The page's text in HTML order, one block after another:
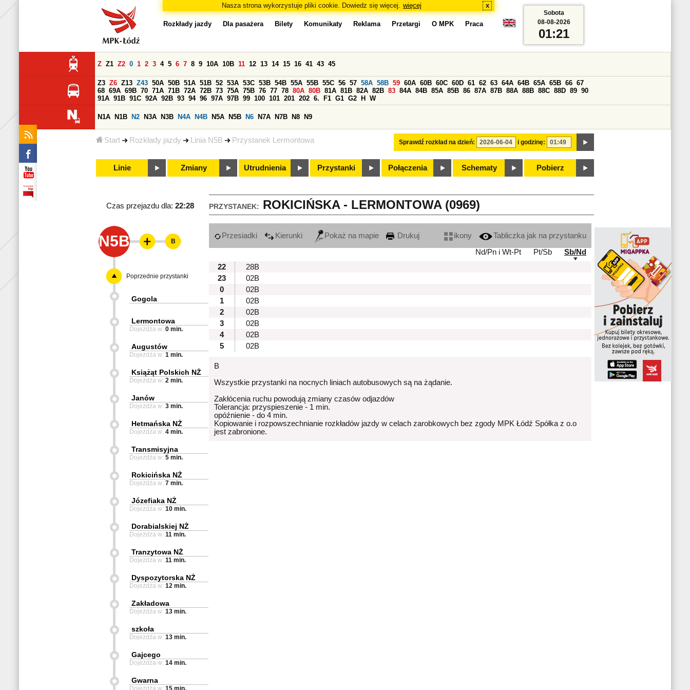
Nasza strona wykorzystuje pliki cookie. Dowiedz się więcej. więcej x
Start Rozkłady jazdy Linia N5B Przystanek Lermontowa
Rozkłady jazdy Dla pasażera Bilety Komunikaty Reklama Przetargi O MPK Praca
Sprawdź rozkład na dzień: i godzinę:
Z Z1 Z2 0 1 2 3 4 5 6 7 8 9 10A 10B 11 12 13 14 15 16 41 43 45
Z3 Z6 Z13 Z43 50A 50B 51A 51B 52 53A 53C 53B 54B 55A 55B 55C 56 57 58A 58B 59 60A 60B 60C 60D 61 62 63 64A 64B 65A 65B 66 67
68 69A 69B 70 71A 71B 72A 72B 73 75A 75B 76 77 78 80A 80B 81A 81B 82A 82B 83 84A 84B 85A 85B 86 87A 87B 88A 88B 88C 88D 89 90
91A 91B 91C 92A 92B 93 94 96 97A 97B 99 100 101 201 202 6. F1 G1 G2 H W
N1A N1B N2 N3A N3B N4A N4B N5A N5B N6 N7A N7B N8 N9
Linie Zmiany Utrudnienia Przystanki Połączenia Schematy Pobierz
Sobota
08-08-2026
01:21
PRZYSTANEK: ROKICIŃSKA - LERMONTOWA (0969)
Czas przejazdu dla: 22:28
N5B Przesiadki Kierunki Pokaż na mapie Drukuj ikony
Tabliczka jak na przystanku
Nd/Pn i Wt-Pt
Pt/Sb
Sb/Nd
22
28B
23
02B
0
02B
1
02B
2
02B
3
02B
4
02B
5
02B
B
Wszystkie przystanki na nocnych liniach autobusowych są na żądanie.
Zakłócenia ruchu powodują zmiany czasów odjazdów
Tolerancja: przyspieszenie - 1 min.
opóźnienie - do 4 min.
Kopiowanie i rozpowszechnianie rozkładów jazdy w celach zarobkowych bez zgody MPK Łódź Spółka z o.o
jest zabronione.
B
Poprzednie przystanki
Gogola
Lermontowa
Dojeżdża w: 0 min.
Augustów
Dojeżdża w: 1 min.
Książąt Polskich NŻ
Dojeżdża w: 2 min.
Janów
Dojeżdża w: 3 min.
Hetmańska NŻ
Dojeżdża w: 4 min.
Transmisyjna
Dojeżdża w: 5 min.
Rokicińska NŻ
Dojeżdża w: 7 min.
Józefiaka NŻ
Dojeżdża w: 10 min.
Dorabialskiej NŻ
Dojeżdża w: 11 min.
Tranzytowa NŻ
Dojeżdża w: 11 min.
Dyspozytorska NŻ
Dojeżdża w: 12 min.
Zakładowa
Dojeżdża w: 13 min.
szkoła
Dojeżdża w: 13 min.
Gajcego
Dojeżdża w: 14 min.
Gwarna
Dojeżdża w: 15 min.